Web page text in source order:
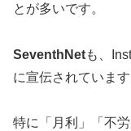
とが多いです。
SeventhNetも、
に宣伝されています
特に「月利」「不